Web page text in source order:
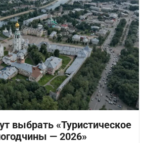
выбрать «Туристическое
— 2026»